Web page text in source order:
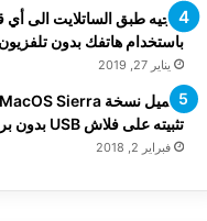
توجيه طبق الساتلايت الى
باستخدام هاتفك بدون
يناير 27, 2019
تثبيته على فلاش USB بدون برامج
فبراير 2, 2018